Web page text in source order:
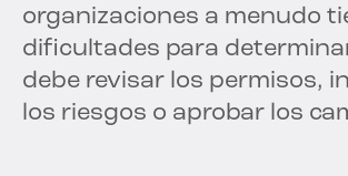
organizaciones a menudo
dificultades para
debe revisar los permisos,
los riesgos o aprobar los